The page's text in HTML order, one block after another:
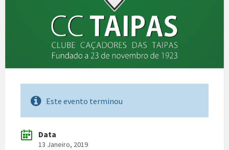
Este evento terminou
Data
13 Janeiro, 2019